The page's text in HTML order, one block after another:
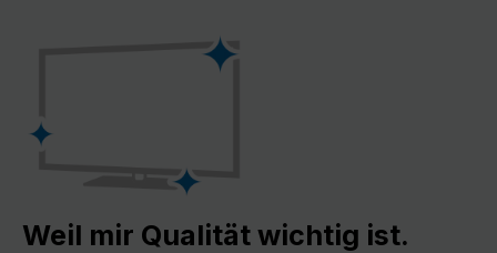
Weil mir Qualität wichtig ist.